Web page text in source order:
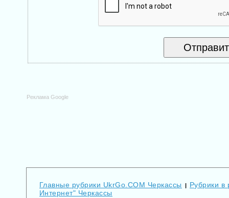
Реклама Google
Главные рубрики UkrGo.COM Черкассы
Рубрики в
Интернет" Черкассы